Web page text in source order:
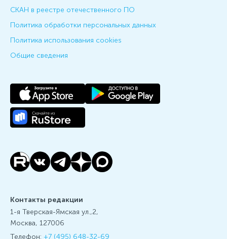
СКАН в реестре отечественного ПО
Политика обработки персональных данных
Политика использования cookies
Общие сведения
Контакты редакции
1-я Тверская-Ямская ул.,2,
Москва, 127006
Телефон: +7 (495) 648-32-69